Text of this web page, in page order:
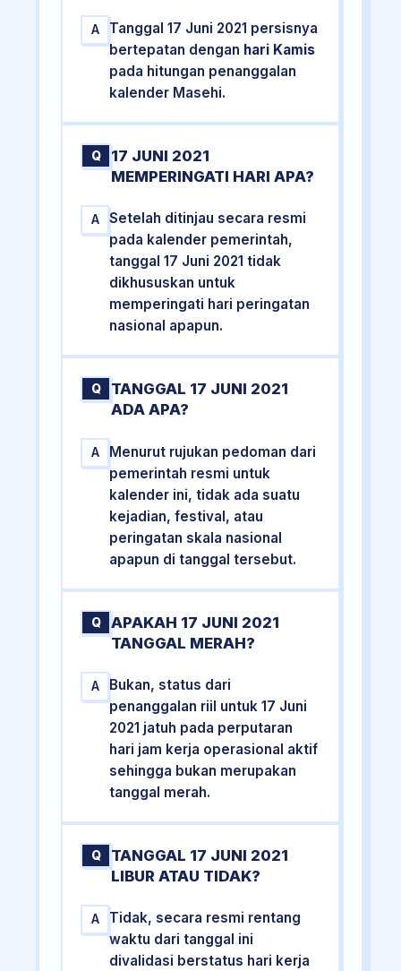
A
Tanggal 17 Juni 2021 persisnya
bertepatan dengan hari Kamis
pada hitungan penanggalan
kalender Masehi.
Q
17 JUNI 2021
MEMPERINGATI HARI APA?
A
Setelah ditinjau secara resmi
pada kalender pemerintah,
tanggal 17 Juni 2021 tidak
dikhususkan untuk
memperingati hari peringatan
nasional apapun.
Q
TANGGAL 17 JUNI 2021
ADA APA?
A
Menurut rujukan pedoman dari
pemerintah resmi untuk
kalender ini, tidak ada suatu
kejadian, festival, atau
peringatan skala nasional
apapun di tanggal tersebut.
Q
APAKAH 17 JUNI 2021
TANGGAL MERAH?
A
Bukan, status dari
penanggalan riil untuk 17 Juni
2021 jatuh pada perputaran
hari jam kerja operasional aktif
sehingga bukan merupakan
tanggal merah.
Q
TANGGAL 17 JUNI 2021
LIBUR ATAU TIDAK?
A
Tidak, secara resmi rentang
waktu dari tanggal ini
divalidasi berstatus hari kerja